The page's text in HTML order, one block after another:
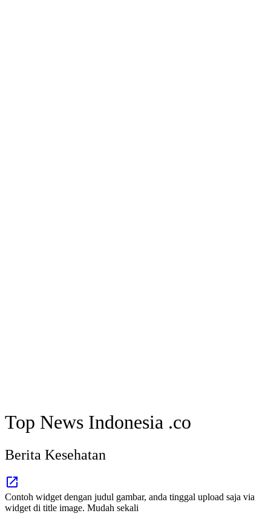
Top News Indonesia .co
Berita Kesehatan
Contoh widget dengan judul gambar, anda tinggal upload saja via
widget di title image. Mudah sekali